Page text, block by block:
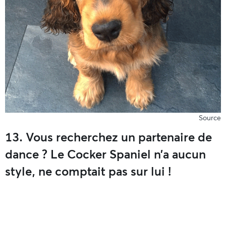
Source
13. Vous recherchez un partenaire de
dance ? Le Cocker Spaniel n’a aucun
style, ne comptait pas sur lui !